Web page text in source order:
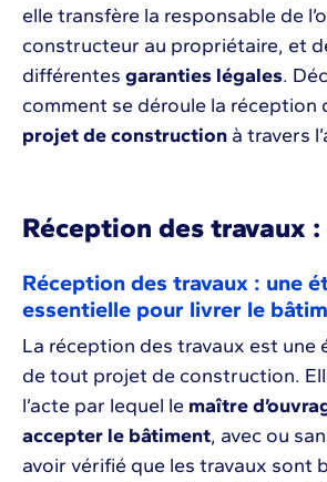
elle transfère la responsable de
constructeur au propriétaire, et
différentes garanties légales.
comment se déroule la réception
projet de construction à travers
Réception des travaux
Réception des travaux : une
essentielle pour livrer le
La réception des travaux est une
de tout projet de construction.
l’acte par lequel le maître
accepter le bâtiment, avec ou
avoir vérifié que les travaux sont